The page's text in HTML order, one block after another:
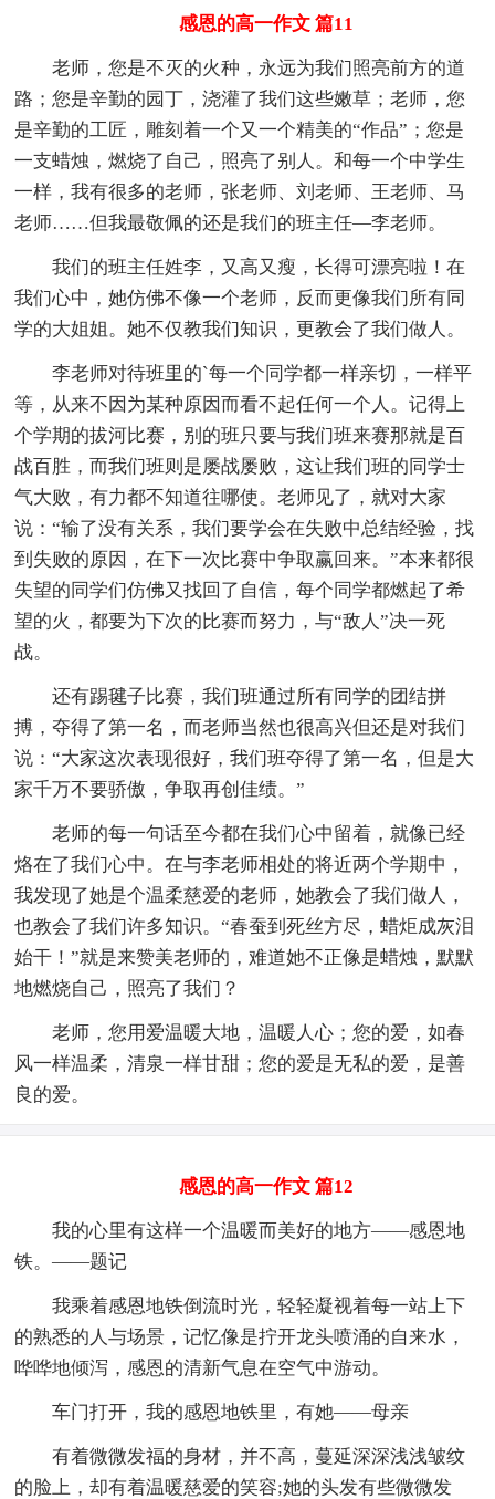
感恩的高一作文 篇11
老师，您是不灭的火种，永远为我们照亮前方的道
路；您是辛勤的园丁，浇灌了我们这些嫩草；老师，您
是辛勤的工匠，雕刻着一个又一个精美的“作品”；您是
一支蜡烛，燃烧了自己，照亮了别人。和每一个中学生
一样，我有很多的老师，张老师、刘老师、王老师、马
老师……但我最敬佩的还是我们的班主任—李老师。
我们的班主任姓李，又高又瘦，长得可漂亮啦！在
我们心中，她仿佛不像一个老师，反而更像我们所有同
学的大姐姐。她不仅教我们知识，更教会了我们做人。
李老师对待班里的`每一个同学都一样亲切，一样平
等，从来不因为某种原因而看不起任何一个人。记得上
个学期的拔河比赛，别的班只要与我们班来赛那就是百
战百胜，而我们班则是屡战屡败，这让我们班的同学士
气大败，有力都不知道往哪使。老师见了，就对大家
说：“输了没有关系，我们要学会在失败中总结经验，找
到失败的原因，在下一次比赛中争取赢回来。”本来都很
失望的同学们仿佛又找回了自信，每个同学都燃起了希
望的火，都要为下次的比赛而努力，与“敌人”决一死
战。
还有踢毽子比赛，我们班通过所有同学的团结拼
搏，夺得了第一名，而老师当然也很高兴但还是对我们
说：“大家这次表现很好，我们班夺得了第一名，但是大
家千万不要骄傲，争取再创佳绩。”
老师的每一句话至今都在我们心中留着，就像已经
烙在了我们心中。在与李老师相处的将近两个学期中，
我发现了她是个温柔慈爱的老师，她教会了我们做人，
也教会了我们许多知识。“春蚕到死丝方尽，蜡炬成灰泪
始干！”就是来赞美老师的，难道她不正像是蜡烛，默默
地燃烧自己，照亮了我们？
老师，您用爱温暖大地，温暖人心；您的爱，如春
风一样温柔，清泉一样甘甜；您的爱是无私的爱，是善
良的爱。
感恩的高一作文 篇12
我的心里有这样一个温暖而美好的地方——感恩地
铁。——题记
我乘着感恩地铁倒流时光，轻轻凝视着每一站上下
的熟悉的人与场景，记忆像是拧开龙头喷涌的自来水，
哗哗地倾泻，感恩的清新气息在空气中游动。
车门打开，我的感恩地铁里，有她——母亲
有着微微发福的身材，并不高，蔓延深深浅浅皱纹
的脸上，却有着温暖慈爱的笑容;她的头发有些微微发